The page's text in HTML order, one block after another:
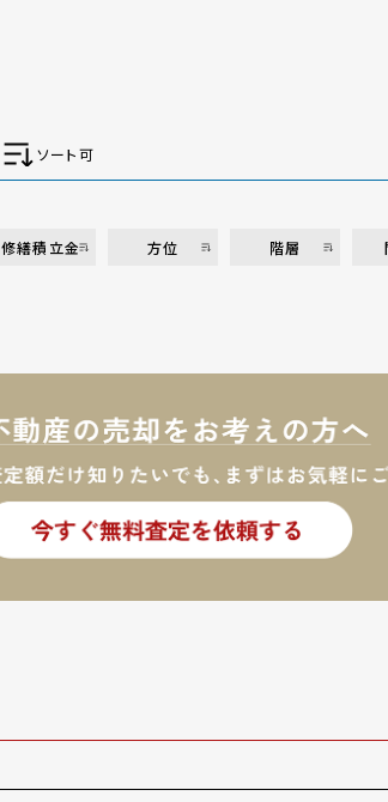
ソート可
修繕積立金 方位 階層